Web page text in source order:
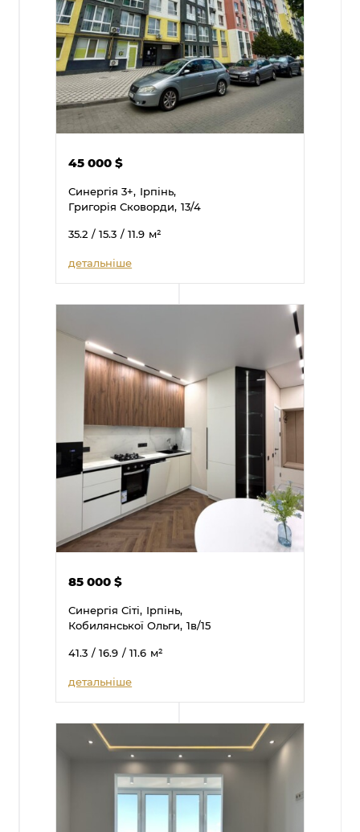
45 000$
Синергія 3+, Ірпінь,
Григорія Сковорди, 13/4
35.2 / 15.3 / 11.9 м²
детальніше
85 000$
Синергія Сіті, Ірпінь,
Кобилянської Ольги, 1в/15
41.3 / 16.9 / 11.6 м²
детальніше